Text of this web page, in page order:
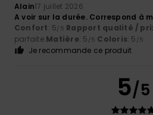
Alain17 juillet 2026
A voir sur la durée. Correspond à
Confort: 5/5 Rapport qualité /
parfaite Matière: 5 /5 Coloris: 5 /5
Je recommande ce produit
5/5